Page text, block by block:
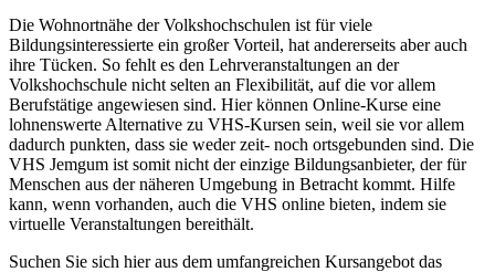
Die Wohnortnähe der Volkshochschulen ist für viele
Bildungsinteressierte ein großer Vorteil, hat andererseits aber auch
ihre Tücken. So fehlt es den Lehrveranstaltungen an der
Volkshochschule nicht selten an Flexibilität, auf die vor allem
Berufstätige angewiesen sind. Hier können Online-Kurse eine
lohnenswerte Alternative zu VHS-Kursen sein, weil sie vor allem
dadurch punkten, dass sie weder zeit- noch ortsgebunden sind. Die
VHS Jemgum ist somit nicht der einzige Bildungsanbieter, der für
Menschen aus der näheren Umgebung in Betracht kommt. Hilfe
kann, wenn vorhanden, auch die VHS online bieten, indem sie
virtuelle Veranstaltungen bereithält.
Suchen Sie sich hier aus dem umfangreichen Kursangebot das